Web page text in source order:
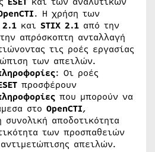
. Η χρήση των
2.1 και STIX 2.1 από την
απρόσκοπτη ανταλλαγή
τις ροές εργασίας
των απειλών.
: Οι ροές
προσφέρουν
που μπορούν να
στο OpenCTI,
συνολική αποδοτικότητα
των προσπαθειών
απειλών.